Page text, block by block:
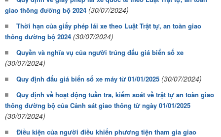
giao thông đường bộ 2024 (30/07/2024)
Thời hạn của giấy phép lái xe theo Luật Trật tự, an toàn giao
thông đường bộ 2024 (30/07/2024)
Quyền và nghĩa vụ của người trúng đấu giá biển số xe
(30/07/2024)
Quy định đấu giá biển số xe máy từ 01/01/2025 (30/07/2024)
Quy định về hoạt động tuần tra, kiểm soát về trật tự an toàn giao
thông đường bộ của Cảnh sát giao thông từ ngày 01/01/2025
(30/07/2024)
Điều kiện của người điều khiển phương tiện tham gia giao